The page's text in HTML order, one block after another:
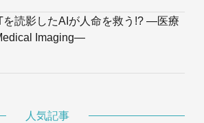
を読影したAIが人命を救う!? —医療
Imaging—
人気記事